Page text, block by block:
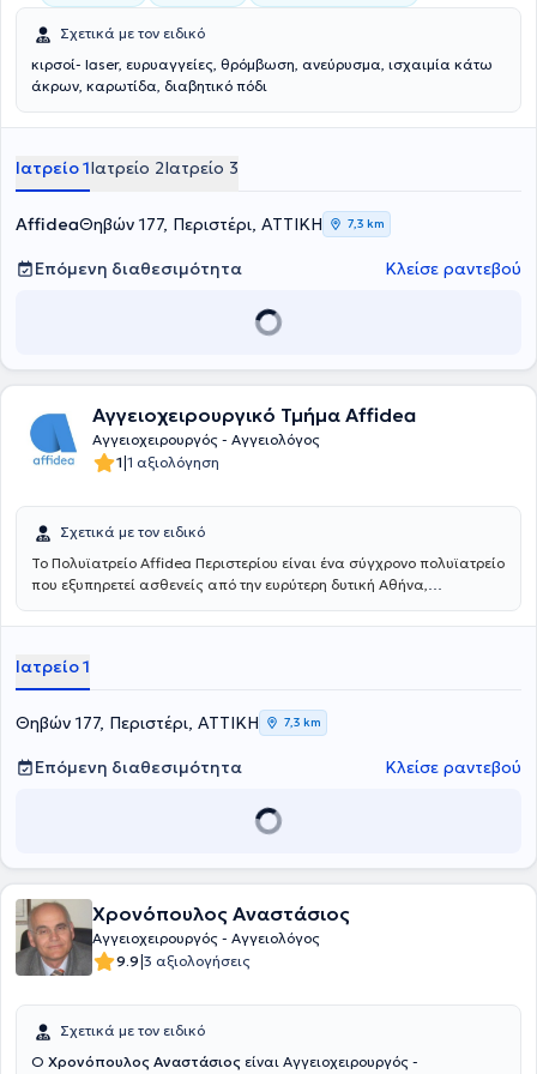
Σχετικά με τον ειδικό
κιρσοί- laser, ευρυαγγείες, θρόμβωση, ανεύρυσμα, ισχαιμία κάτω
άκρων, καρωτίδα, διαβητικό πόδι
Ιατρείο 1Ιατρείο 2Ιατρείο 3
AffideaΘηβών 177, Περιστέρι, ΑΤΤΙΚΗ 7,3 km
Επόμενη διαθεσιμότητα Κλείσε ραντεβού
Αγγειοχειρουργικό Τμήμα Affidea
Αγγειοχειρουργός - Αγγειολόγος
1|1 αξιολόγηση
Σχετικά με τον ειδικό
Το Πολυϊατρείο Affidea Περιστερίου είναι ένα σύγχρονο πολυϊατρείο
που εξυπηρετεί ασθενείς από την ευρύτερη δυτική Αθήνα,
φροντίδα υγείας κάτω από μία οροφή. Με εξειδικευμένους ιατρούς
ολόκληρης της οικογένειας - από προληπτικούς ελέγχους έως
εξειδικευμένη διάγνωση και παρακολούθηση.
Ιατρείο 1
Θηβών 177, Περιστέρι, ΑΤΤΙΚΗ 7,3 km
Επόμενη διαθεσιμότητα Κλείσε ραντεβού
Χρονόπουλος Αναστάσιος
Αγγειοχειρουργός - Αγγειολόγος
9.9|3 αξιολογήσεις
Σχετικά με τον ειδικό
Ο Χρονόπουλος Αναστάσιος είναι Αγγειοχειρουργός -